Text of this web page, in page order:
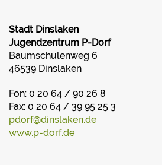
Stadt Dinslaken
Jugendzentrum P-Dorf
Baumschulenweg 6
46539 Dinslaken
Fon: 0 20 64 / 90 26 8
Fax: 0 20 64 / 39 95 25 3
pdorf@dinslaken.de
www.p-dorf.de